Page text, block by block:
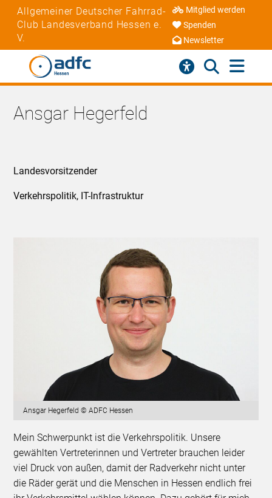
Allgemeiner Deutscher Fahrrad-
Club Landesverband Hessen e.
V.
Mitglied werden
Spenden
Newsletter
Ansgar Hegerfeld
Landesvorsitzender
Verkehrspolitik, IT-Infrastruktur
Ansgar Hegerfeld © ADFC Hessen
Mein Schwerpunkt ist die Verkehrspolitik. Unsere
gewählten Vertreterinnen und Vertreter brauchen leider
viel Druck von außen, damit der Radverkehr nicht unter
die Räder gerät und die Menschen in Hessen endlich frei